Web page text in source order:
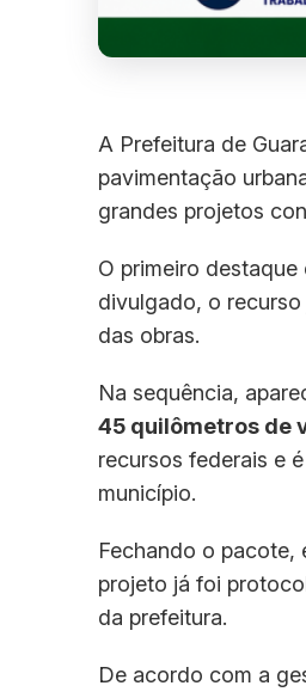
A Prefeitura de
pavimentação
grandes projetos
O primeiro destaque
divulgado, o
das obras.
Na sequência,
45 quilômetros de
recursos federais e
município.
Fechando o pacote,
projeto já foi
da prefeitura.
De acordo com a